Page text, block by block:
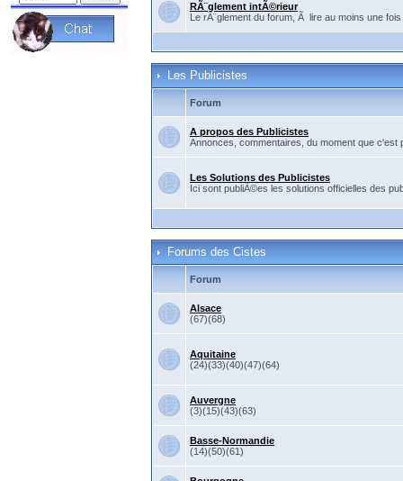
RÃ¨glement intÃ©rieur
Le rÃ¨glement du forum, Ã lire au moins une
Les Publicistes
Forum
A propos des Publicistes
Annonces, commentaires, du moment que
Les Solutions des Publicistes
Ici sont publiÃ©es les solutions officielles des
Forums des Cistes
Forum
Alsace
(67)(68)
Aquitaine
(24)(33)(40)(47)(64)
Auvergne
(3)(15)(43)(63)
Basse-Normandie
(14)(50)(61)